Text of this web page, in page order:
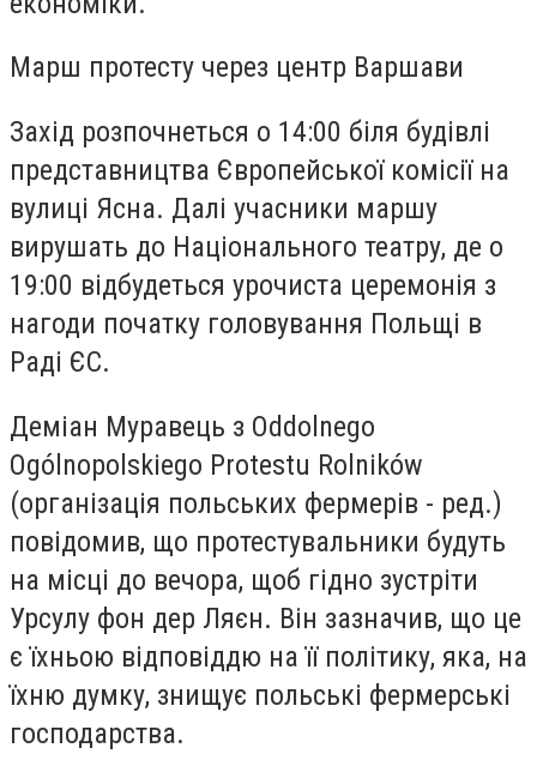
Марш протесту через центр Варшави
Захід розпочнеться о 14:00 біля будівлі
представництва Європейської комісії на
вулиці Ясна. Далі учасники маршу
вирушать до Національного театру, де о
19:00 відбудеться урочиста церемонія з
нагоди початку головування Польщі в
Раді ЄС.
Деміан Муравець з Oddolnego
Ogólnopolskiego Protestu Rolników
(організація польських фермерів - ред.)
повідомив, що протестувальники будуть
на місці до вечора, щоб гідно зустріти
Урсулу фон дер Ляєн. Він зазначив, що це
є їхньою відповіддю на її політику, яка, на
їхню думку, знищує польські фермерські
господарства.